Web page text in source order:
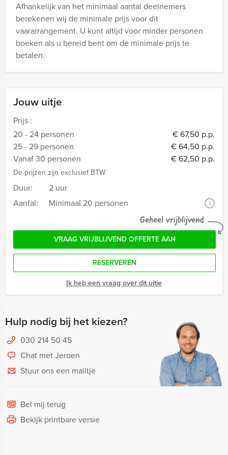
Jouw uitje
Prijs :
20 - 24 personen
€ 67,50 p.p.
25 - 29 personen
€ 64,50 p.p.
Vanaf 30 personen
€ 62,50 p.p.
De prijzen zijn exclusief BTW
Duur:
2 uur
Aantal:
Minimaal 20 personen i
Geheel vrijblijvend
VRAAG VRIJBLIJVEND OFFERTE AAN
RESERVEREN
Ik heb een vraag over dit uitje
Hulp nodig bij het kiezen?
030 214 50 45
Chat met Jeroen
Stuur ons een mailtje
Bel mij terug
Bekijk printbare versie
Afhankelijk van het minimaal aantal deelnemers
berekenen wij de minimale prijs voor dit
vaararrangement. U kunt altijd voor minder personen
boeken als u bereid bent om de minimale prijs te
betalen.